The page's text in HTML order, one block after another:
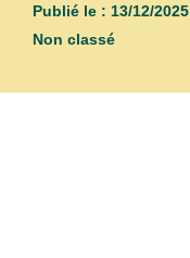
Publié le : 13/12/2025
Non classé